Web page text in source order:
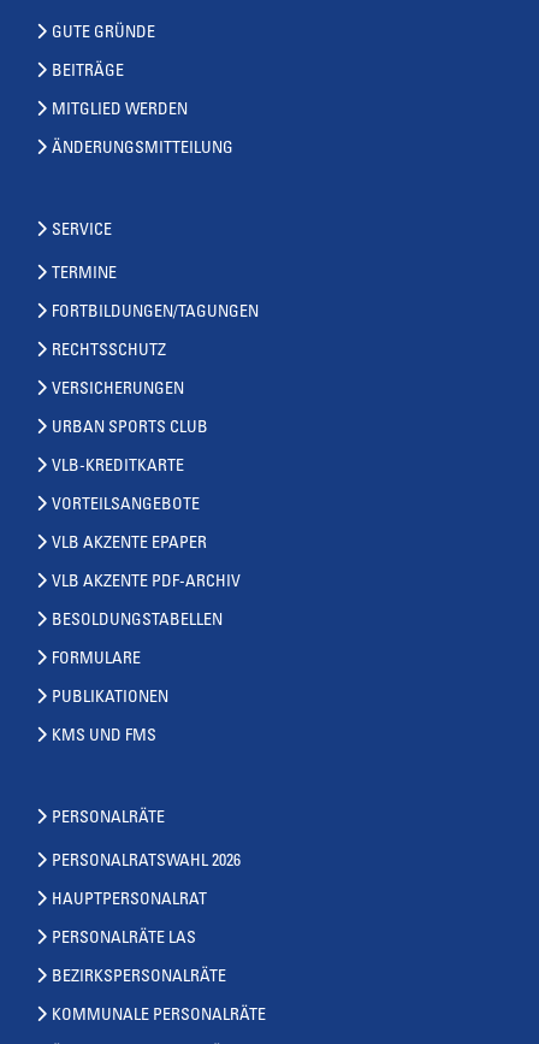
GUTE GRÜNDE
BEITRÄGE
MITGLIED WERDEN
ÄNDERUNGSMITTEILUNG
SERVICE
TERMINE
FORTBILDUNGEN/TAGUNGEN
RECHTSSCHUTZ
VERSICHERUNGEN
URBAN SPORTS CLUB
VLB-KREDITKARTE
VORTEILSANGEBOTE
VLB AKZENTE EPAPER
VLB AKZENTE PDF-ARCHIV
BESOLDUNGSTABELLEN
FORMULARE
PUBLIKATIONEN
KMS UND FMS
PERSONALRÄTE
PERSONALRATSWAHL 2026
HAUPTPERSONALRAT
PERSONALRÄTE LAS
BEZIRKSPERSONALRÄTE
KOMMUNALE PERSONALRÄTE